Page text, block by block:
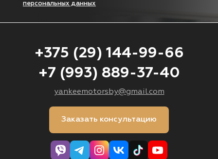
персональных данных
+375 (29) 144-99-66
+7 (993) 889-37-40
yankeemotorsby@gmail.com
Заказать консультацию